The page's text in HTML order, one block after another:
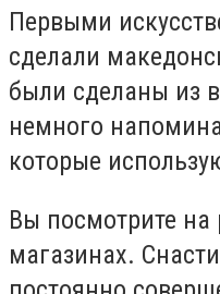
Первыми
сделали
были сделаны из
немного
которые
Вы посмотрите на
магазинах.